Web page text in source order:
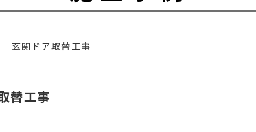
玄関ドア取替工事
替工事